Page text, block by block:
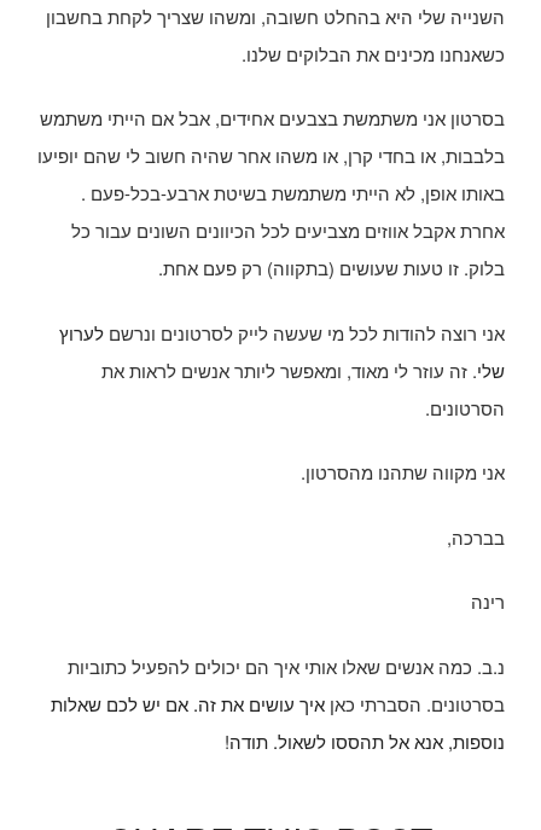
השנייה שלי היא בהחלט חשובה, ומשהו שצריך לקחת בחשבון
כשאנחנו מכינים את הבלוקים שלנו.
בסרטון אני משתמשת בצבעים אחידים, אבל אם הייתי משתמש
בלבבות, או בחדי קרן, או משהו אחר שהיה חשוב לי שהם יופיעו
באותו אופן, לא הייתי משתמשת בשיטת ארבע-בכל-פעם .
אחרת אקבל אווזים מצביעים לכל הכיוונים השונים עבור כל
בלוק. זו טעות שעושים (בתקווה) רק פעם אחת.
אני רוצה להודות לכל מי שעשה לייק לסרטונים ונרשם לערוץ
שלי. זה עוזר לי מאוד, ומאפשר ליותר אנשים לראות את
הסרטונים.
אני מקווה שתהנו מהסרטון.
בברכה,
רינה
נ.ב. כמה אנשים שאלו אותי איך הם יכולים להפעיל כתוביות
בסרטונים. הסברתי כאן איך עושים את זה. אם יש לכם שאלות
נוספות, אנא אל תהססו לשאול. תודה!